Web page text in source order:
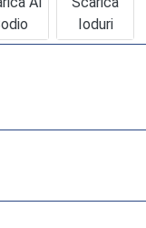
Ioduri